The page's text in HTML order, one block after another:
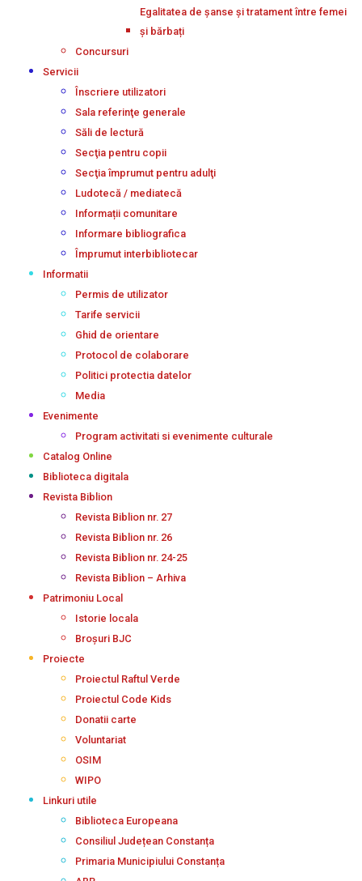
Egalitatea de șanse și tratament între femei
și bărbați
Concursuri
Servicii
Înscriere utilizatori
Sala referinţe generale
Săli de lectură
Secţia pentru copii
Secţia împrumut pentru adulţi
Ludotecă / mediatecă
Informații comunitare
Informare bibliografica
Împrumut interbibliotecar
Informatii
Permis de utilizator
Tarife servicii
Ghid de orientare
Protocol de colaborare
Politici protectia datelor
Media
Evenimente
Program activitati si evenimente culturale
Catalog Online
Biblioteca digitala
Revista Biblion
Revista Biblion nr. 27
Revista Biblion nr. 26
Revista Biblion nr. 24-25
Revista Biblion – Arhiva
Patrimoniu Local
Istorie locala
Broșuri BJC
Proiecte
Proiectul Raftul Verde
Proiectul Code Kids
Donatii carte
Voluntariat
OSIM
WIPO
Linkuri utile
Biblioteca Europeana
Consiliul Județean Constanța
Primaria Municipiului Constanța